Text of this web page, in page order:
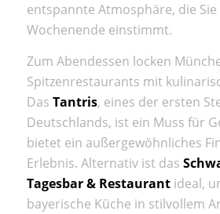
entspannte Atmosphäre, die Sie
Wochenende einstimmt.
Zum Abendessen locken
Spitzenrestaurants mit
Das Tantris, eines der ersten
Deutschlands, ist ein Muss für
bietet ein außergewöhnliches
Erlebnis. Alternativ ist das
Tagesbar & Restaurantideal,
bayerische Küche in stilvollem